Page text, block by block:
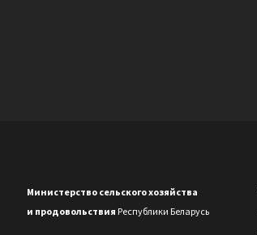
Министерство сельского хозяйства
и продовольствия Республики Беларусь